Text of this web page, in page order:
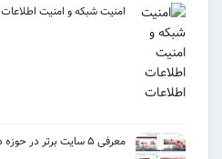
امنیت شبکه و امنیت
معرفی ۵ سایت برتر در حوزه دندانپزشکی